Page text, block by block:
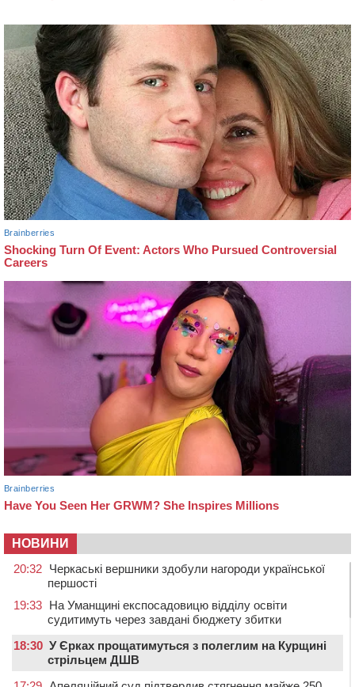
НОВИНИ
20:32 Черкаські вершники здобули нагороди української
першості
19:33 На Уманщині експосадовицю відділу освіти
судитимуть через завдані бюджету збитки
18:30 У Єрках прощатимуться з полеглим на Курщині
стрільцем ДШВ